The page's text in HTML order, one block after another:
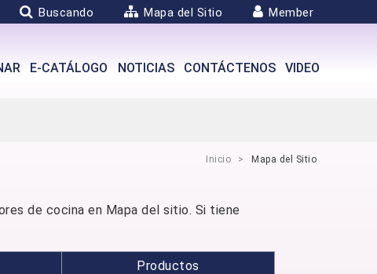
Buscando Mapa del Sitio Member
E-CATÁLOGO NOTICIAS CONTÁCTENOS VIDEO
Inicio Mapa del Sitio
de cocina en Mapa del sitio. Si tiene
Productos